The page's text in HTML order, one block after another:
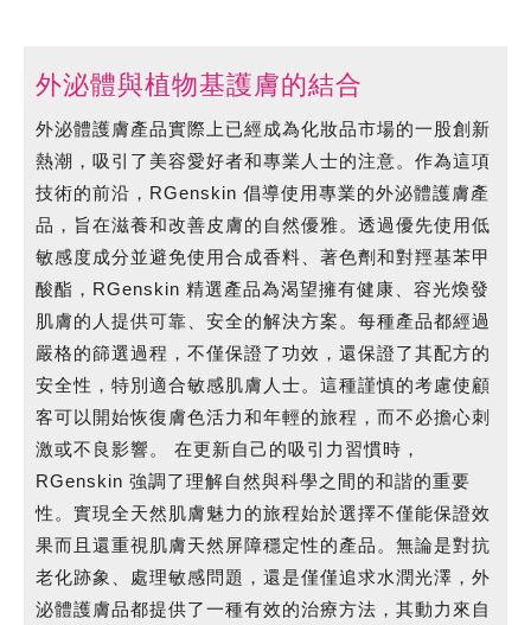
外泌體與植物基護膚的結合
泌
體
與
植
物
基
護
膚
的
結
合
外泌體護膚產品實際上已經成為化妝品市場的一股創新
熱潮，吸引了美容愛好者和專業人士的注意。作為這項
技術的前沿，RGenskin 倡導使用專業的外泌體護膚產
品，旨在滋養和改善皮膚的自然優雅。透過優先使用低
敏感度成分並避免使用合成香料、著色劑和對羥基苯甲
酸酯，RGenskin 精選產品為渴望擁有健康、容光煥發
肌膚的人提供可靠、安全的解決方案。每種產品都經過
嚴格的篩選過程，不僅保證了功效，還保證了其配方的
安全性，特別適合敏感肌膚人士。這種謹慎的考慮使顧
客可以開始恢復膚色活力和年輕的旅程，而不必擔心刺
激或不良影響。 在更新自己的吸引力習慣時，
RGenskin 強調了理解自然與科學之間的和諧的重要
性。實現全天然肌膚魅力的旅程始於選擇不僅能保證效
果而且還重視肌膚天然屏障穩定性的產品。無論是對抗
老化跡象、處理敏感問題，還是僅僅追求水潤光澤，外
泌體護膚品都提供了一種有效的治療方法，其動力來自